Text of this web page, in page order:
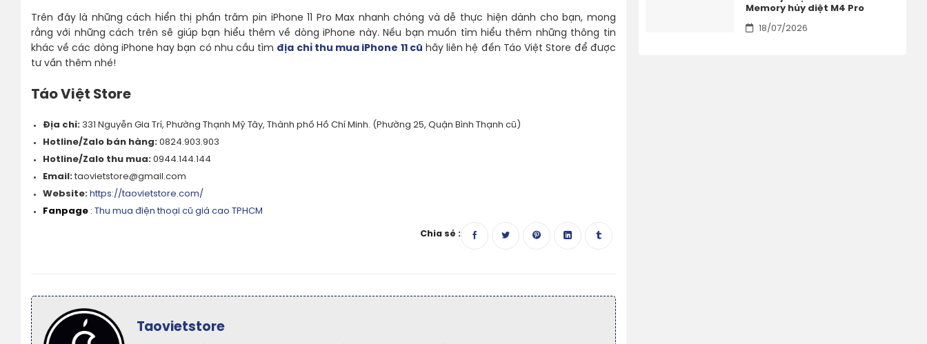
Trên đây là những cách hiển thị phần trăm pin iPhone 11 Pro Max nhanh chóng và dễ thực hiện dành cho bạn, mong
rằng với những cách trên sẽ giúp bạn hiểu thêm về dòng iPhone này. Nếu bạn muốn tìm hiểu thêm những thông tin
khác về các dòng iPhone hay bạn có nhu cầu tìm địa chỉ thu mua iPhone 11 cũ hãy liên hệ đến Táo Việt Store để được
tư vấn thêm nhé!
Táo Việt Store
Địa chỉ:331 Nguyễn Gia Trí, Phường Thạnh Mỹ Tây, Thành phố Hồ Chí Minh. (Phường 25, Quận Bình Thạnh cũ)
Hotline/Zalo bán hàng:0824.903.903
Hotline/Zalo thu mua:0944.144.144
Email:taovietstore@gmail.com
Website: https://taovietstore.com/
Fanpage : Thu mua điện thoại cũ giá cao TPHCM
Chia sẻ :
Taovietstore
Memory hủy diệt M4 Pro
18/07/2026